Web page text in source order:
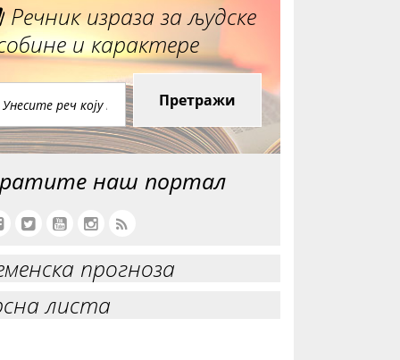
Речник израза за људске
и карактере
Претражи
наш портал
прогноза
листа